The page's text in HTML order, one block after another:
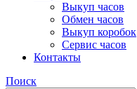
Выкуп часов
Обмен часов
Выкуп коробок
Сервис часов
Контакты
Поиск